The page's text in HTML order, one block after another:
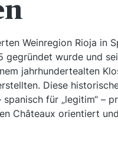
Weinregion Rioja in
gegründet wurde und
jahrhundertealten
Diese
spanisch für „legitim“ –
Châteaux orientiert